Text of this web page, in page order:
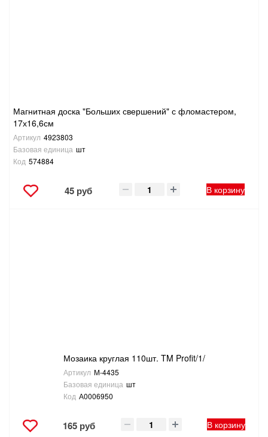
Магнитная доска "Больших свершений" с фломастером,
17х16,6см
Артикул 4923803
Базовая единица шт
Код 574884
45 руб В корзину
Мозаика круглая 110шт. TM Profit/1/
Артикул М-4435
Базовая единица шт
Код А0006950
165 руб В корзину